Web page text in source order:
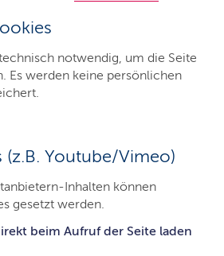
notwendig, um die Seite
Es werden keine persönlichen
(z.B. Youtube/Vimeo)
Inhalten können
gesetzt werden.
beim Aufruf der Seite laden
Schleswig-
am 04.03.2026 um 14:00 Uhr.
- Wir möchten Sie
nach der Aktivierung Daten an
übermittelt werden.